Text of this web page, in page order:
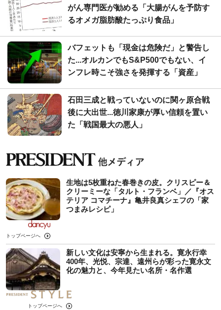
がん専門医が勧める「大腸がんを予防す
るオメガ脂肪酸たっぷり食品」
バフェットも「現金は危険だ」と警告し
た...オルカンでもS&P500でもない、イ
ンフレ時こそ強さを発揮する「資産」
石田三成と戦っていないのに関ヶ原合戦
後に大出世...徳川家康が厚い信頼を置い
た「戦国最大の悪人」
生地は5枚重ねた春巻きの皮。クリスピー＆
クリーミーな「タルト・フランベ」／『オス
テリア コマチーナ』亀井良真シェフの「家
つまみレシピ」
トップページへ
新しい文化は安寧から生まれる。寛永行幸
400年、光悦、宗達、遠州らが彩った寛永文
化の魅力と、今年見たい名所・名作選
トップページへ